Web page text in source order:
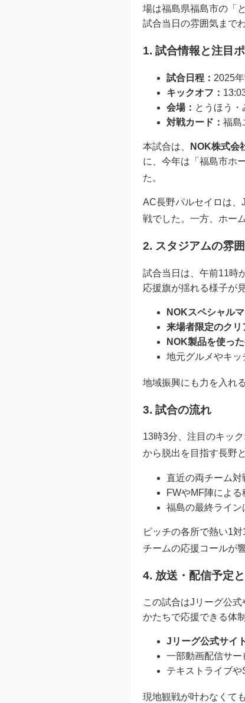
場は福島県福島市の「
試合当日の雰囲気まで
1. 試合情報と注目
試合日程： 2025
キックオフ：
会場： とうほう・
対戦カード： 福島
本試合は、 NOK株式会
に、今年は「福島市ホ
た 。
AC長野パルセイロは、
戦でした。一方、ホー
2. スタジアムの雰
試合当日は、午前11時
応援旗が揺れる様子が
NOKスペシャル
来場者限定のクリ
NOK製品を使っ
地元グルメやキ
地域振興にも力を入れ
3. 試合の流れ
13時3分、注目のキッ
から脱出を目指す長野
直近の両チーム対
FWやMF陣によ
福島の最終ライン
ピッチの各所で熱い1
チームの応援コールが
4. 放送・配信予定
この試合はJリーグ公
かたちで応援できる体
Jリーグ公式サイト
一部動画配信サ
テキストライブ
現地観戦が叶わなくて